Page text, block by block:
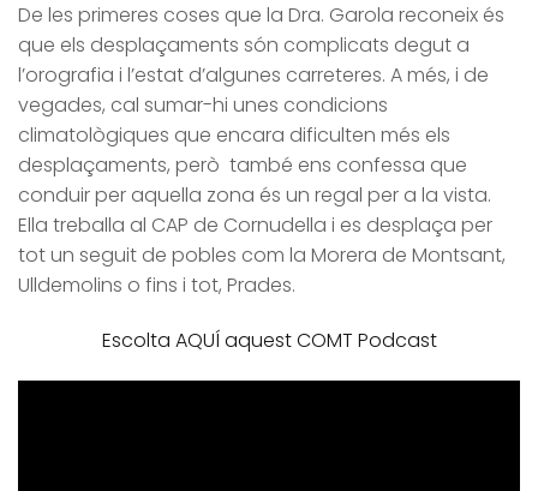
De les primeres coses que la Dra. Garola reconeix és
que els desplaçaments són complicats degut a
l’orografia i l’estat d’algunes carreteres. A més, i de
vegades, cal sumar-hi unes condicions
climatològiques que encara dificulten més els
desplaçaments, però també ens confessa que
conduir per aquella zona és un regal per a la vista.
Ella treballa al CAP de Cornudella i es desplaça per
tot un seguit de pobles com la Morera de Montsant,
Ulldemolins o fins i tot, Prades.
Escolta AQUÍ aquest COMT Podcast